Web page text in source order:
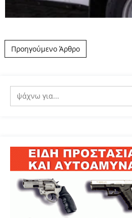
Post navigation
Προηγούμενο Άρθρο